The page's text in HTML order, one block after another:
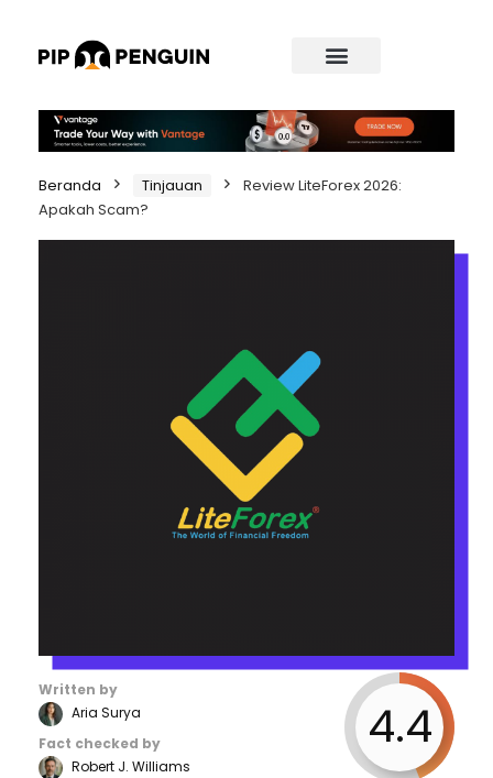
Beranda Tinjauan
Review LiteForex 2026:
Apakah Scam?
4.4
Written by
Aria Surya
Fact checked by
Robert J. Williams